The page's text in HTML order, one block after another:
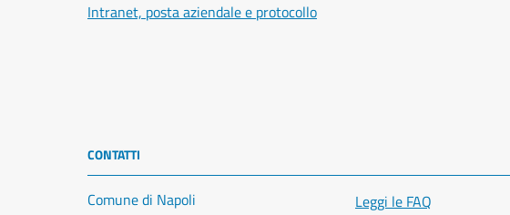
Intranet, posta aziendale e protocollo
CONTATTI
Comune di Napoli
Leggi le FAQ